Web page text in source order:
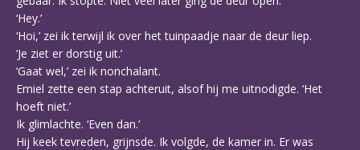
‘Hey.’
‘Hoi,’ zei ik terwijl ik over het tuinpaadje naar de deur liep.
‘Je ziet er dorstig uit.’
‘Gaat wel,’ zei ik nonchalant.
Emiel zette een stap achteruit, alsof hij me uitnodigde. ‘Het
hoeft niet.’
Ik glimlachte. ‘Even dan.’
Hij keek tevreden, grijnsde. Ik volgde, de kamer in. Er was